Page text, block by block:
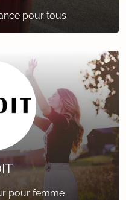
pour tous
pour femme